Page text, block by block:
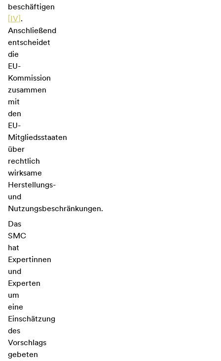
beschäftigen
IV .
Anschließend
entscheidet
die
EU-
Kommission
zusammen
mit
den
EU-
Mitgliedsstaaten
über
rechtlich
wirksame
Herstellungs-
und
Nutzungsbeschränkungen.
Das
SMC
hat
Expertinnen
und
Experten
um
eine
Einschätzung
des
Vorschlags
gebeten